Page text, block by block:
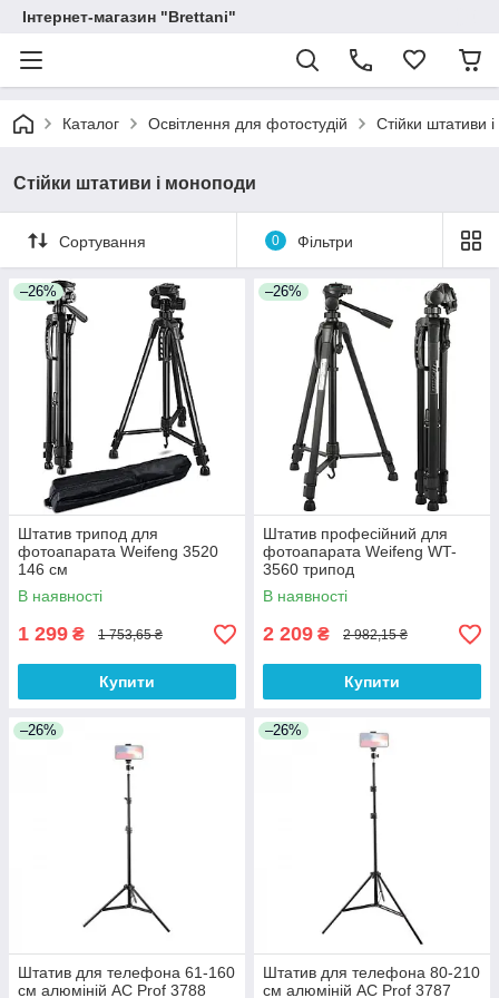
Інтернет-магазин "Brettani"
Каталог Освітлення для фотостудій Стійки штативи
Стійки штативи і моноподи
Сортування 0 Фільтри
–26%
Штатив трипод для
фотоапарата Weifeng 3520
146 см
В наявності
1 299 ₴ 1 753,65 ₴
Купити
–26%
Штатив професійний для
фотоапарата Weifeng WT-
3560 трипод
В наявності
2 209 ₴ 2 982,15 ₴
Купити
–26%
Штатив для телефона 61-160
см алюміній AC Prof 3788
–26%
Штатив для телефона 80-210
см алюміній AC Prof 3787